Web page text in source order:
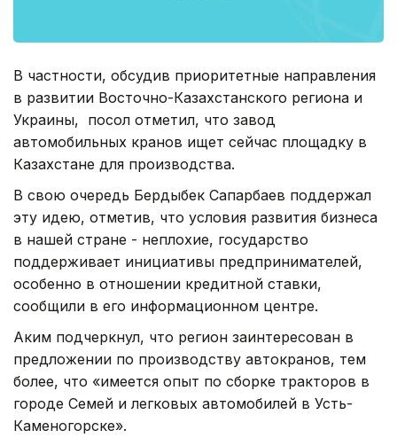
В частности, обсудив приоритетные направления
в развитии Восточно-Казахстанского региона и
Украины, посол отметил, что завод
автомобильных кранов ищет сейчас площадку в
Казахстане для производства.
В свою очередь Бердыбек Сапарбаев поддержал
эту идею, отметив, что условия развития бизнеса
в нашей стране - неплохие, государство
поддерживает инициативы предпринимателей,
особенно в отношении кредитной ставки,
сообщили в его информационном центре.
Аким подчеркнул, что регион заинтересован в
предложении по производству автокранов, тем
более, что «имеется опыт по сборке тракторов в
городе Семей и легковых автомобилей в Усть-
Каменогорске».